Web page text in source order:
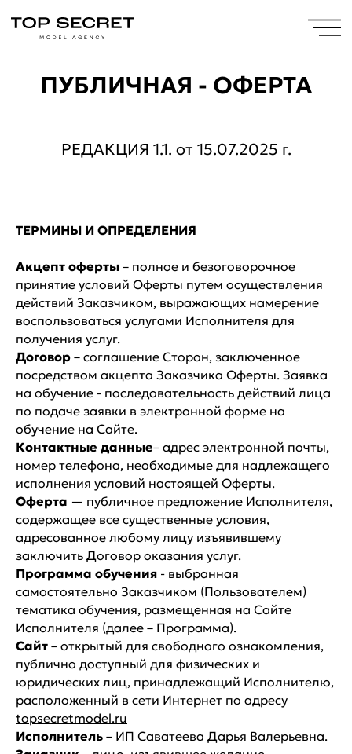
ПУБЛИЧНАЯ - ОФЕРТА
РЕДАКЦИЯ 1.1. от 15.07.2025 г.
ТЕРМИНЫ И ОПРЕДЕЛЕНИЯ
Акцепт оферты – полное и безоговорочное
принятие условий Оферты путем осуществления
действий Заказчиком, выражающих намерение
воспользоваться услугами Исполнителя для
получения услуг.
Договор – соглашение Сторон, заключенное
посредством акцепта Заказчика Оферты. Заявка
на обучение - последовательность действий лица
по подаче заявки в электронной форме на
обучение на Сайте.
Контактные данные– адрес электронной почты,
номер телефона, необходимые для надлежащего
исполнения условий настоящей Оферты.
Оферта — публичное предложение Исполнителя,
содержащее все существенные условия,
адресованное любому лицу изъявившему
заключить Договор оказания услуг.
Программа обучения - выбранная
самостоятельно Заказчиком (Пользователем)
тематика обучения, размещенная на Сайте
Исполнителя (далее – Программа).
Сайт – открытый для свободного ознакомления,
публично доступный для физических и
юридических лиц, принадлежащий Исполнителю,
расположенный в сети Интернет по адресу
topsecretmodel.ru
Исполнитель – ИП Саватеева Дарья Валерьевна.